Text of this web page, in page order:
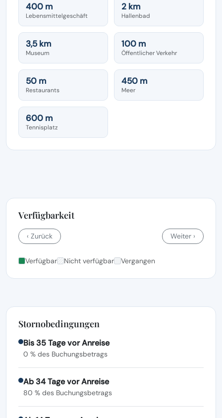
400 m
Lebensmittelgeschäft
2 km
Hallenbad
3,5 km
Museum
100 m
Öffentlicher Verkehr
50 m
Restaurants
450 m
Meer
600 m
Tennisplatz
Verfügbarkeit
‹ Zurück Weiter ›
Verfügbar Nicht verfügbar Vergangen
Stornobedingungen
Bis 35 Tage vor Anreise
0 % des Buchungsbetrags
Ab 34 Tage vor Anreise
80 % des Buchungsbetrags